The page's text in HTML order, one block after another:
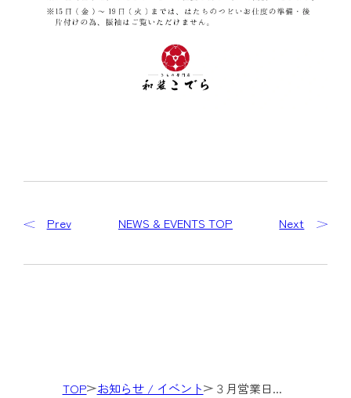
Prev NEWS & EVENTS TOP Next
TOP お知らせ / イベント ３月営業日...